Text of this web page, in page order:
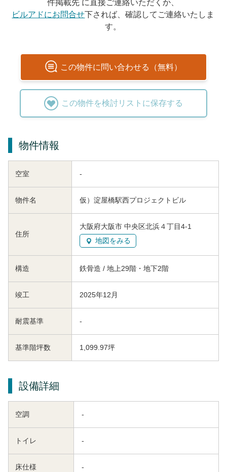
件掲載先 に直接ご連絡いただくか、
ビルアドにお問合せ下されば、確認してご連絡いたしま
す。
この物件に問い合わせる（無料）
この物件を検討リストに保存する
物件情報
空室 -
物件名 仮）淀屋橋駅西プロジェクトビル
住所
大阪府大阪市 中央区北浜４丁目4-1
地図をみる
構造 鉄骨造 / 地上29階・地下2階
竣工 2025年12月
耐震基準 -
基準階坪数 1,099.97坪
設備詳細
空調 -
トイレ -
床仕様 -